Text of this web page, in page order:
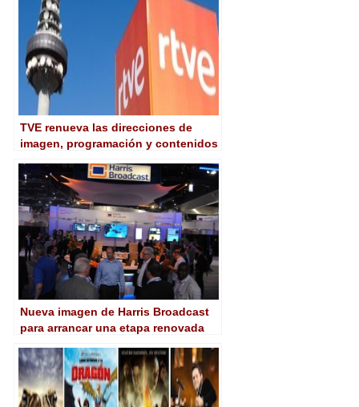
TVE renueva las direcciones de
imagen, programación y contenidos
Nueva imagen de Harris Broadcast
para arrancar una etapa renovada